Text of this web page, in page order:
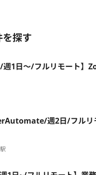
探す
週1日〜/フルリモート】
週2日/フルリ